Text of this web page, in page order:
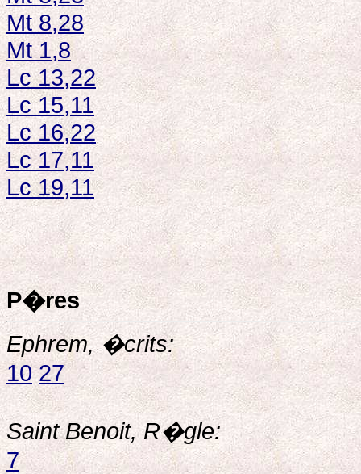
Mt 8,28
Mt 1,8
Lc 13,22
Lc 15,11
Lc 16,22
Lc 17,11
Lc 19,11
P�res
Ephrem, �crits:
10 27
Saint Benoit, R�gle:
7